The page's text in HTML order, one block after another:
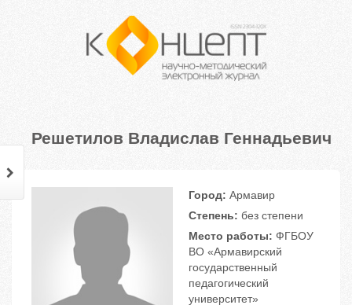
Решетилов Владислав Геннадьевич
Город: Армавир
Степень: без степени
Место работы: ФГБОУ
ВО «Армавирский
государственный
педагогический
университет»